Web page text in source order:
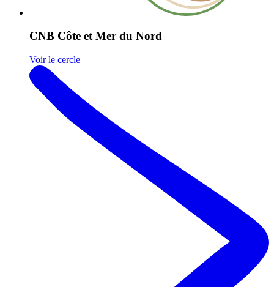
CNB Côte et Mer du Nord
Voir le cercle